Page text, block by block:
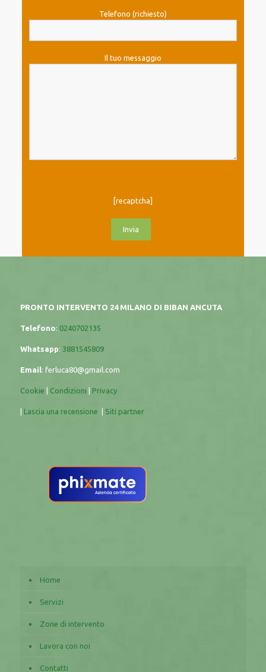
Telefono (richiesto)
Il tuo messaggio
[recaptcha]
PRONTO INTERVENTO 24 MILANO DI BIBAN ANCUTA
Telefono: 0240702135
Whatsapp: 3881545809
Email: ferluca80@gmail.com
Cookie Condizioni Privacy
Lascia una recensione Siti partner
Home
Servizi
Zone di intervento
Lavora con noi
Contatti